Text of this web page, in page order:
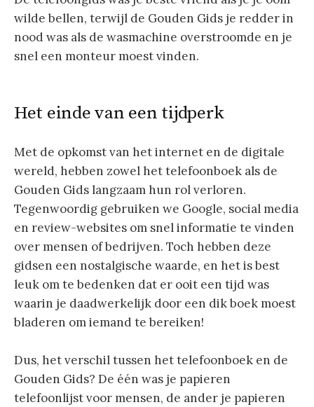
wilde bellen, terwijl de Gouden Gids je redder in
nood was als de wasmachine overstroomde en je
snel een monteur moest vinden.
Het einde van een tijdperk
Met de opkomst van het internet en de digitale
wereld, hebben zowel het telefoonboek als de
Gouden Gids langzaam hun rol verloren.
Tegenwoordig gebruiken we Google, social media
en review-websites om snel informatie te vinden
over mensen of bedrijven. Toch hebben deze
gidsen een nostalgische waarde, en het is best
leuk om te bedenken dat er ooit een tijd was
waarin je daadwerkelijk door een dik boek moest
bladeren om iemand te bereiken!
Dus, het verschil tussen het telefoonboek en de
Gouden Gids? De één was je papieren
telefoonlijst voor mensen, de ander je papieren